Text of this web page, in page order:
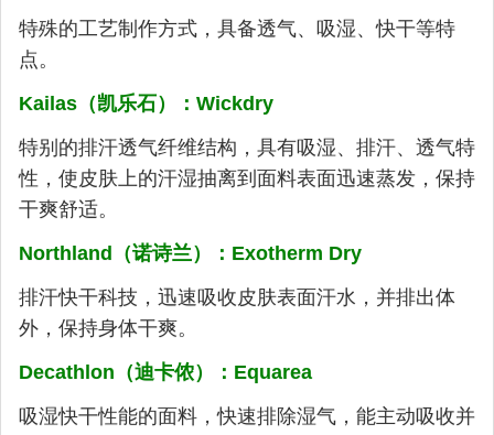
特殊的工艺制作方式，具备透气、吸湿、快干等特
点。
Kailas（凯乐石）：Wickdry
特别的排汗透气纤维结构，具有吸湿、排汗、透气特
性，使皮肤上的汗湿抽离到面料表面迅速蒸发，保持
干爽舒适。
Northland（诺诗兰）：Exotherm Dry
排汗快干科技，迅速吸收皮肤表面汗水，并排出体
外，保持身体干爽。
Decathlon（迪卡侬）：Equarea
吸湿快干性能的面料，快速排除湿气，能主动吸收并